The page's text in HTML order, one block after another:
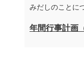
みだしのことに
年間行事計画